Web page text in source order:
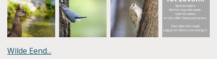
Wilde Eend...